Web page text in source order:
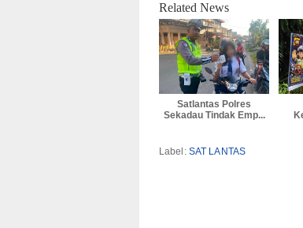
Related News
Satlantas Polres
Sekadau Tindak Emp...
Label: SAT LANTAS